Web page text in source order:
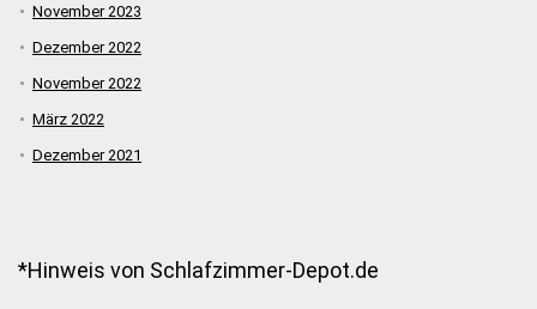
November 2023
Dezember 2022
November 2022
März 2022
Dezember 2021
*Hinweis von Schlafzimmer-Depot.de